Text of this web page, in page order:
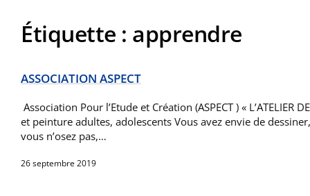
Étiquette : apprendre
ASSOCIATION ASPECT
Association Pour l’Etude et Création (ASPECT ) « L’ATELIER
et peinture adultes, adolescents Vous avez envie de
vous n’osez pas,…
26 septembre 2019